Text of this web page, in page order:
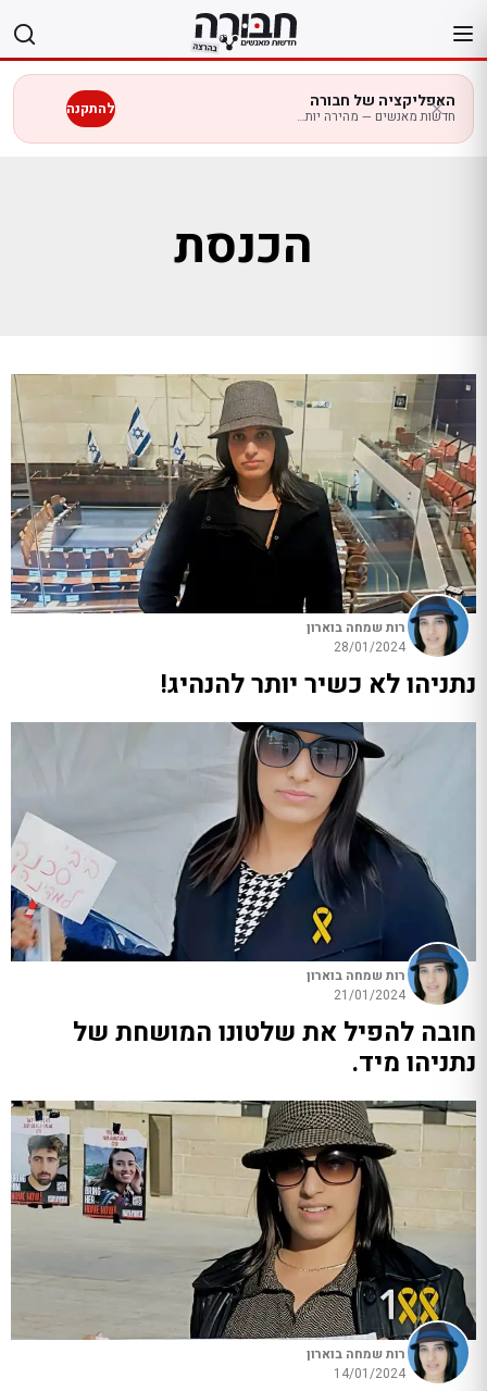
לתוכן
האפליקציה של חבורה
חדשות מאנשים — מהירה יותר בנייד להתקנה
הכנסת
רות שמחה בוארון
28/01/2024
נתניהו לא כשיר יותר להנהיג!
רות שמחה בוארון
21/01/2024
חובה להפיל את שלטונו המושחת של
נתניהו מיד.
רות שמחה בוארון
14/01/2024